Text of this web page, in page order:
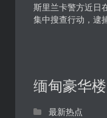
斯里兰卡警方近日
集中搜查行动，逮
缅甸豪华
最新热点